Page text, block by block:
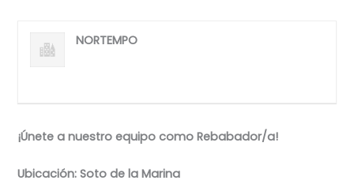
NORTEMPO
¡Únete a nuestro equipo como Rebabador/a!
Ubicación: Soto de la Marina